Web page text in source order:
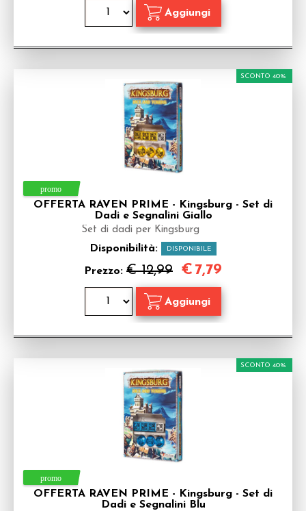
OFFERTA RAVEN PRIME - Kingsburg - Set di
Dadi e Segnalini Giallo
Set di dadi per Kingsburg
Disponibilità: DISPONIBILE
Prezzo: € 12,99
SCONTO 40%
€ 7,79
OFFERTA RAVEN PRIME - Kingsburg - Set di
Dadi e Segnalini Blu
SCONTO 40%